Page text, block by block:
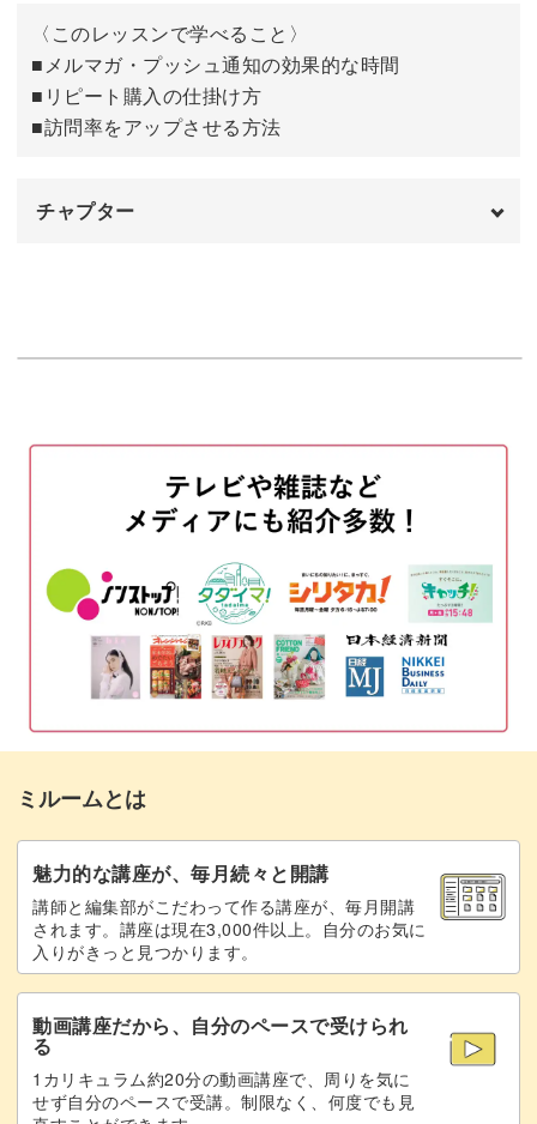
〈このレッスンで学べること〉
■メルマガ・プッシュ通知の効果的な時間
■リピート購入の仕掛け方
■訪問率をアップさせる方法
チャプター
すぐに使えるブランディング
おわりに
ミルームとは
魅力的な講座が、毎月続々と開講
講師と編集部がこだわって作る講座が、毎月開講
されます。講座は現在3,000件以上。自分のお気に
入りがきっと見つかります。
動画講座だから、自分のペースで受けられ
る
1カリキュラム約20分の動画講座で、周りを気に
せず自分のペースで受講。制限なく、何度でも見